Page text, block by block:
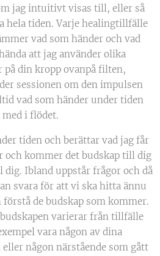
jag intuitivt visas till, eller så
hela tiden. Varje healingtillfälle
vad som händer och vad
att jag använder olika
din kropp ovanpå filten,
sessionen om den impulsen
vad som händer under tiden
med i flödet.
tiden och berättar vad jag får
och kommer det budskap till dig
dig. Ibland uppstår frågor och då
svara för att vi ska hitta ännu
de budskap som kommer.
varierar från tillfälle
vara någon av dina
någon närstående som gått